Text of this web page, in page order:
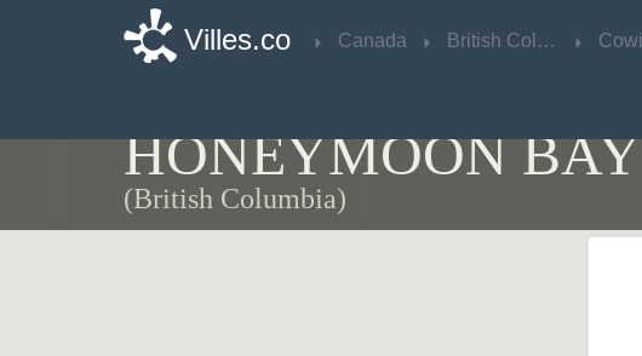
Villes.co Canada British Columbia
HONEYMOON BAY
(British Columbia)
Villes.co Canada British Columbia